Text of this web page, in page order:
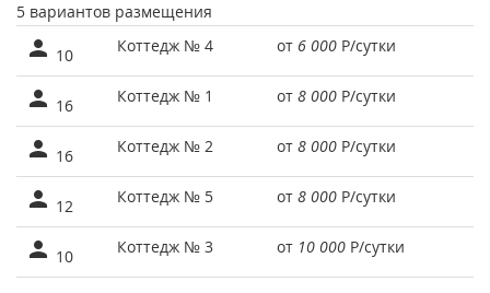
5 вариантов размещения
10 Коттедж № 4 от 6 000 Р/сутки
16 Коттедж № 1 от 8 000 Р/сутки
16 Коттедж № 2 от 8 000 Р/сутки
12 Коттедж № 5 от 8 000 Р/сутки
10 Коттедж № 3 от 10 000 Р/сутки